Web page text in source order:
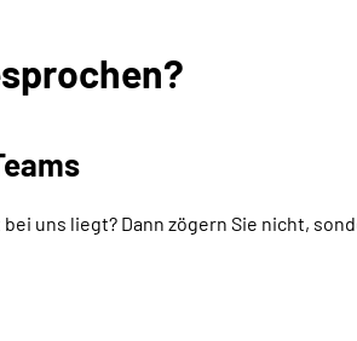
uns liegt? Dann zögern Sie nicht,